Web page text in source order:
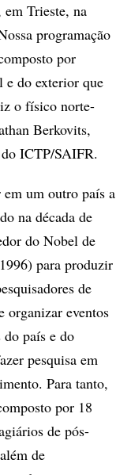
Trieste, na
programação
por
e do exterior que
o físico norte-
Berkovits,
ICTP/SAIFR.
um outro país a
na década de
do Nobel de
para produzir
de
organizar eventos
do país e do
pesquisa em
Para tanto,
por 18
de pós-
de